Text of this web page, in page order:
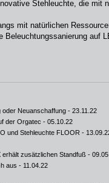
Stehleuchte, die mit
mit natürlichen
Beleuchtungssanierung auf
oder Neuanschaffung - 23.11.22
der Orgatec - 05.10.22
und Stehleuchte FLOOR -
zusätzlichen Standfuß -
aus - 11.04.22